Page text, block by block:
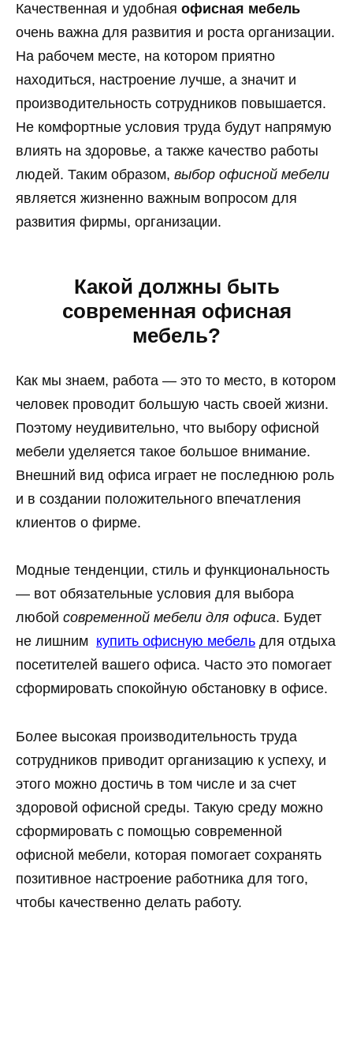
Качественная и удобная офисная мебель
очень важна для развития и роста организации.
На рабочем месте, на котором приятно
находиться, настроение лучше, а значит и
производительность сотрудников повышается.
Не комфортные условия труда будут напрямую
влиять на здоровье, а также качество работы
людей. Таким образом, выбор офисной мебели
является жизненно важным вопросом для
развития фирмы, организации.
Какой должны быть
современная офисная
мебель?
Как мы знаем, работа — это то место, в котором
человек проводит большую часть своей жизни.
Поэтому неудивительно, что выбору офисной
мебели уделяется такое большое внимание.
Внешний вид офиса играет не последнюю роль
и в создании положительного впечатления
клиентов о фирме.
Модные тенденции, стиль и функциональность
— вот обязательные условия для выбора
любой современной мебели для офиса. Будет
не лишним купить офисную мебель для отдыха
посетителей вашего офиса. Часто это помогает
сформировать спокойную обстановку в офисе.
Более высокая производительность труда
сотрудников приводит организацию к успеху, и
этого можно достичь в том числе и за счет
здоровой офисной среды. Такую среду можно
сформировать с помощью современной
офисной мебели, которая помогает сохранять
позитивное настроение работника для того,
чтобы качественно делать работу.